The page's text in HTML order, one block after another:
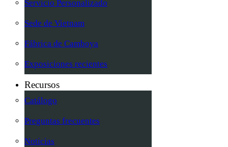
Servicio Personalizado
Sede de Vietnam
Fábrica de Camboya
Exposiciones recientes
Recursos
Catálogo
Preguntas frecuentes
Noticias